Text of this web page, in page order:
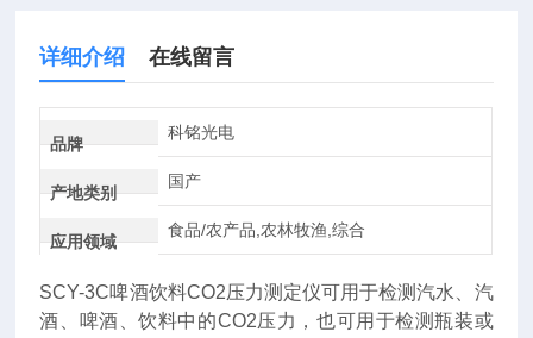
详细介绍 在线留言
品牌
科铭光电
产地类别
国产
应用领域
食品/农产品,农林牧渔,综合
SCY-3C啤酒饮料CO2压力测定仪可用于检测汽水、汽
酒、啤酒、饮料中的CO2压力，也可用于检测瓶装或